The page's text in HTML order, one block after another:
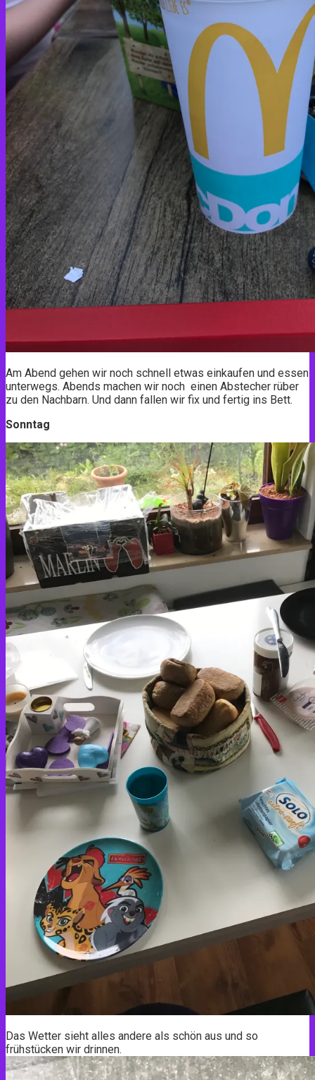
Am Abend gehen wir noch schnell etwas einkaufen und essen
unterwegs. Abends machen wir noch einen Abstecher rüber
zu den Nachbarn. Und dann fallen wir fix und fertig ins Bett.
Sonntag
Das Wetter sieht alles andere als schön aus und so
frühstücken wir drinnen.